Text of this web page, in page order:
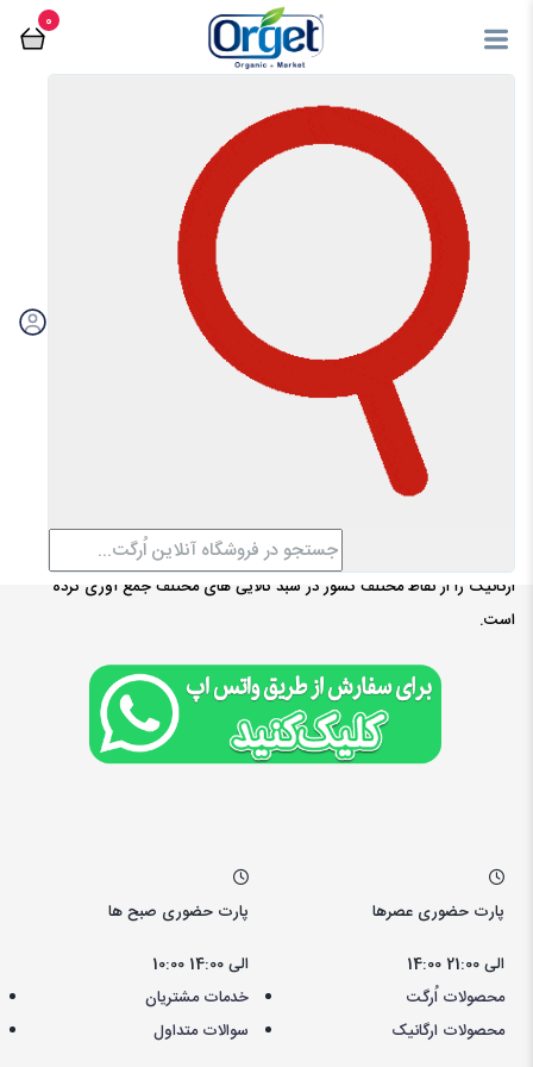
0
آیکن های پایین صفحه
بهترین محصولات
فروشگاه آنلاین اُرگت
طبیعی ، ارگانیک مارکت ( ٱرگت ) مجموعه ای از بهترین و کامل ترین محصولات
ارگانیک را از نقاط مختلف کشور در سبد کالایی های مختلف جمع آوری کرده
است.
پارت حضوری صبح ها
10:00 الی 14:00
پارت حضوری عصرها
14:00 الی 21:00
خدمات مشتریان
سوالات متداول
محصولات اُرگت
محصولات ارگانیک